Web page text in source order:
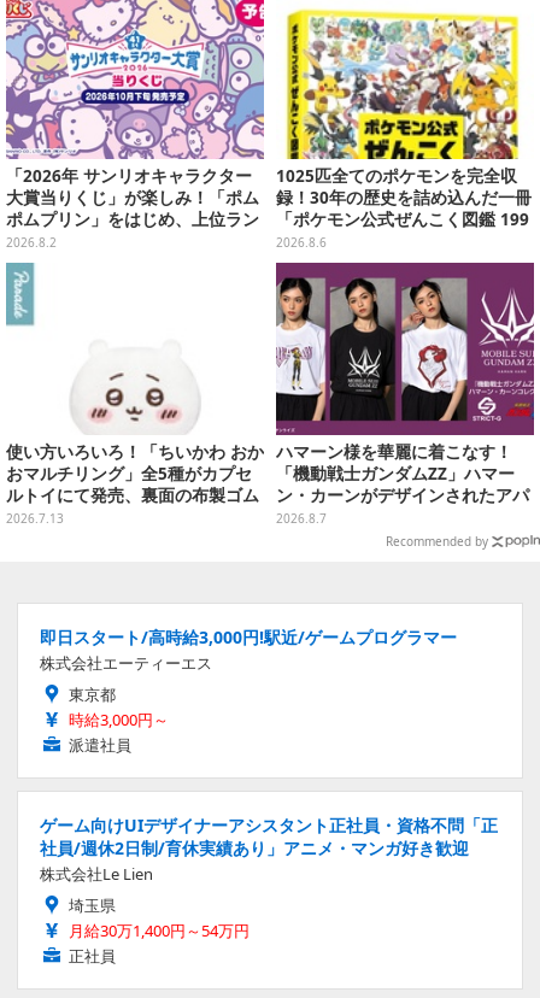
「2026年 サンリオキャラクター
大賞当りくじ」が楽しみ！「ポム
ポムプリン」をはじめ、上位ラン
クインが登場するスペシャル企画
2026.8.2
1025匹全てのポケモンを完全収
録！30年の歴史を詰め込んだ一冊
「ポケモン公式ぜんこく図鑑 199
6-2026」が大ボリューム
2026.8.6
使い方いろいろ！「ちいかわ おか
おマルチリング」全5種がカプセ
ルトイにて発売、裏面の布製ゴム
リングにより持ち物にも付けられ
2026.7.13
ハマーン様を華麗に着こなす！
「機動戦士ガンダムZZ」ハマー
ン・カーンがデザインされたアパ
レルが販売
2026.8.7
Recommended by
即日スタート/高時給3,000円!駅近/ゲームプログラマー
株式会社エーティーエス
東京都
時給3,000円～
派遣社員
ゲーム向けUIデザイナーアシスタント正社員・資格不問「正
社員/週休2日制/育休実績あり」アニメ・マンガ好き歓迎
株式会社Le Lien
埼玉県
月給30万1,400円～54万円
正社員